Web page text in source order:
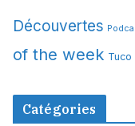
Découvertes
of the week Tuco
Catégories